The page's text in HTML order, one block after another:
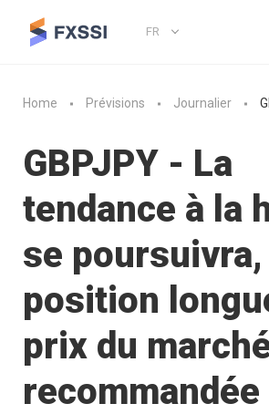
FR
Home Prévisions Journalier
GBPJPY - La
tendance à la
se
position
prix du
recommandée